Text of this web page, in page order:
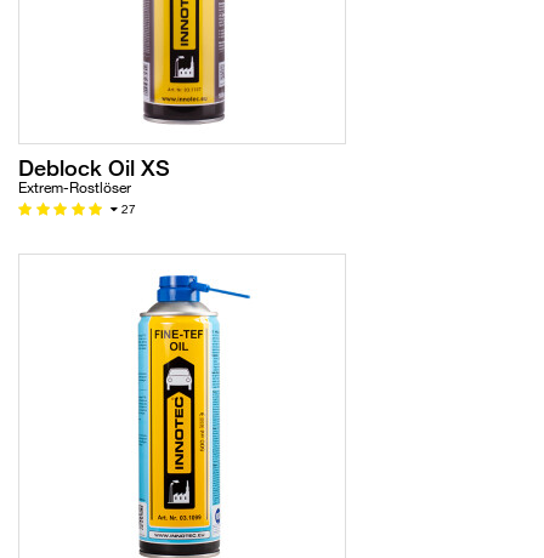
Deblock Oil XS
Extrem-Rostlöser
27